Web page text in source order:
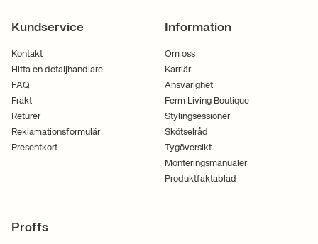
Kundservice
Kontakt
Hitta en detaljhandlare
FAQ
Frakt
Returer
Reklamationsformulär
Presentkort
Information
Om oss
Karriär
Ansvarighet
Ferm Living Boutique
Stylingsessioner
Skötselråd
Tygöversikt
Monteringsmanualer
Produktfaktablad
Proffs